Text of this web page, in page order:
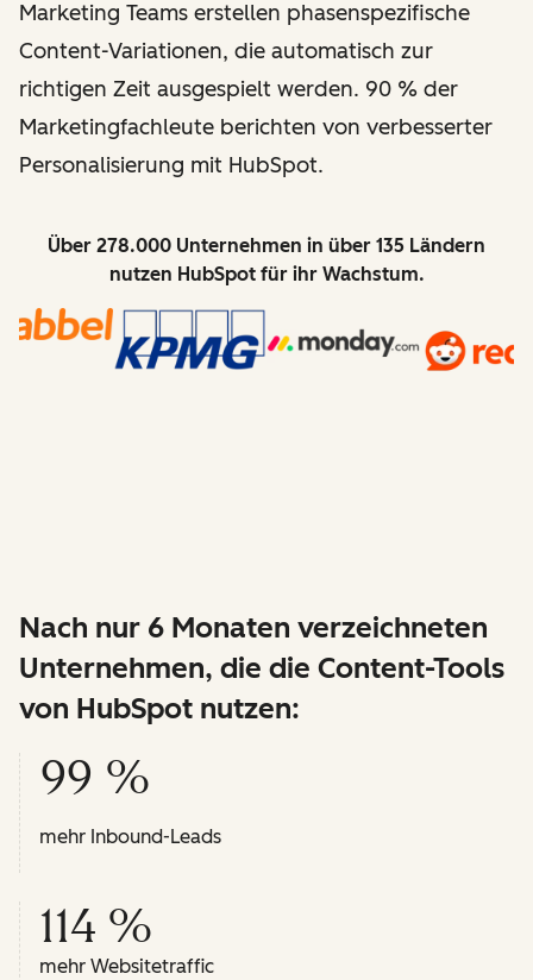
Marketing Teams erstellen phasenspezifische
Content-Variationen, die automatisch zur
richtigen Zeit ausgespielt werden. 90 % der
Marketingfachleute berichten von verbesserter
Personalisierung mit HubSpot.
Über 278.000 Unternehmen in über 135 Ländern
nutzen HubSpot für ihr Wachstum.
Nach nur 6 Monaten verzeichneten
Unternehmen, die die Content-Tools
von HubSpot nutzen:
99 %
mehr Inbound-Leads
114 %
mehr Websitetraffic